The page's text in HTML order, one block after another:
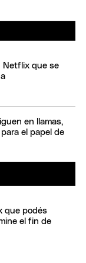
Netflix que se
en llamas,
el papel de
que podés
el fin de